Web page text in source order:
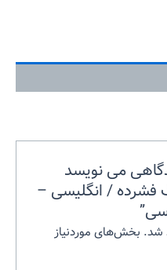
می نویسد
فشرده / انگلیسی –
شد. بخش‌های موردنیاز